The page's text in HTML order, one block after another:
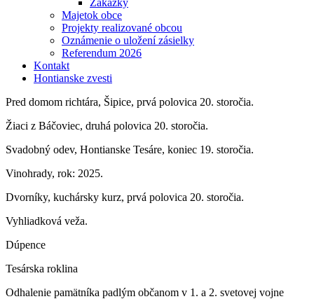
Zákazky
Majetok obce
Projekty realizované obcou
Oznámenie o uložení zásielky
Referendum 2026
Kontakt
Hontianske zvesti
Pred domom richtára, Šipice, prvá polovica 20. storočia.
Žiaci z Báčoviec, druhá polovica 20. storočia.
Svadobný odev, Hontianske Tesáre, koniec 19. storočia.
Vinohrady, rok: 2025.
Dvorníky, kuchársky kurz, prvá polovica 20. storočia.
Vyhliadková veža.
Dúpence
Tesárska roklina
Odhalenie pamätníka padlým občanom v 1. a 2. svetovej vojne